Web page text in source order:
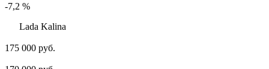
-7,2 %
Lada Kalina
175 000 руб.